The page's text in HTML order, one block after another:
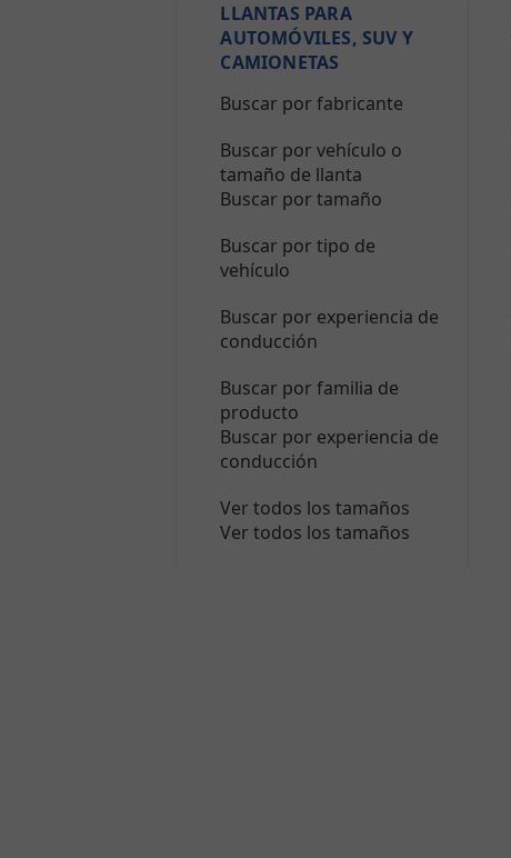
LLANTAS PARA
AUTOMÓVILES, SUV Y
CAMIONETAS
Buscar por fabricante
Buscar por vehículo o
tamaño de llanta
Buscar por tamaño
Buscar por tipo de
vehículo
Buscar por experiencia de
conducción
Buscar por familia de
producto
Buscar por experiencia de
conducción
Ver todos los tamaños
Ver todos los tamaños